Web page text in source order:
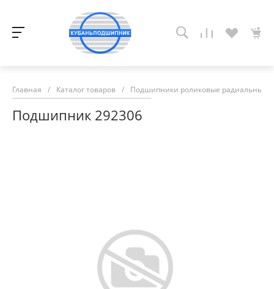
Главная / Каталог товаров / Подшипники роликовые радиальные
Подшипник 292306